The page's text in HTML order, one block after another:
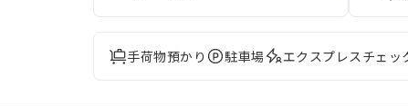
中は無料Wi-Fiをご利用いただけ
るため、人との連絡もスムーズで
す。くつろぎたい方のために、ル
ームサービスなどの設備・サービ
手荷物預かり 駐車場 エクスプレスチェッ